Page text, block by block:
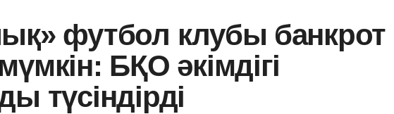
футбол клубы банкрот
БҚО әкімдігі
түсіндірді